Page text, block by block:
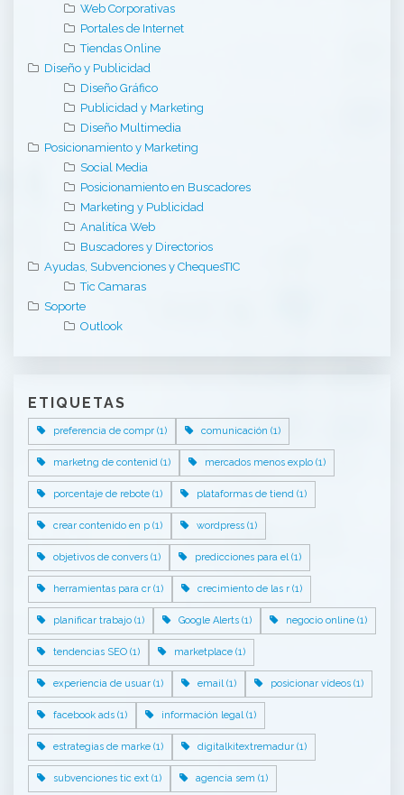
Web Corporativas
Portales de Internet
Tiendas Online
Diseño y Publicidad
Diseño Gráfico
Publicidad y Marketing
Diseño Multimedia
Posicionamiento y Marketing
Social Media
Posicionamiento en Buscadores
Marketing y Publicidad
Analitíca Web
Buscadores y Directorios
Ayudas, Subvenciones y ChequesTIC
Tic Camaras
Soporte
Outlook
ETIQUETAS
preferencia de compr (1) comunicación (1)
marketng de contenid (1) mercados menos explo (1)
porcentaje de rebote (1) plataformas de tiend (1)
crear contenido en p (1) wordpress (1)
objetivos de convers (1) predicciones para el (1)
herramientas para cr (1) crecimiento de las r (1)
planificar trabajo (1) Google Alerts (1) negocio online (1)
tendencias SEO (1) marketplace (1)
experiencia de usuar (1) email (1) posicionar vídeos (1)
facebook ads (1) información legal (1)
estrategias de marke (1) digitalkitextremadur (1)
subvenciones tic ext (1) agencia sem (1)